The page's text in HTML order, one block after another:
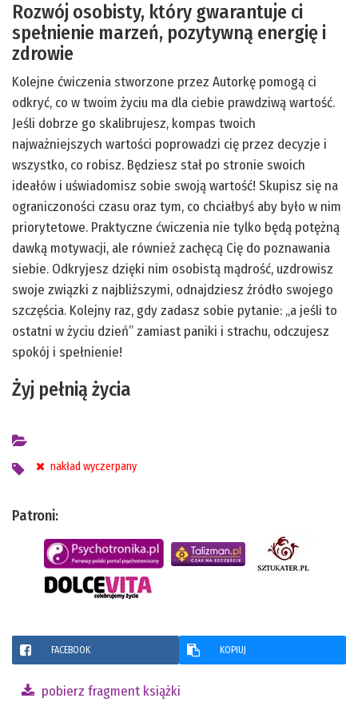
Rozwój osobisty, który gwarantuje ci
spełnienie marzeń, pozytywną energię i
zdrowie
Kolejne ćwiczenia stworzone przez Autorkę pomogą ci
odkryć, co w twoim życiu ma dla ciebie prawdziwą wartość.
Jeśli dobrze go skalibrujesz, kompas twoich
najważniejszych wartości poprowadzi cię przez decyzje i
wszystko, co robisz. Będziesz stał po stronie swoich
ideałów i uświadomisz sobie swoją wartość! Skupisz się na
ograniczoności czasu oraz tym, co chciałbyś aby było w nim
priorytetowe. Praktyczne ćwiczenia nie tylko będą potężną
dawką motywacji, ale również zachęcą Cię do poznawania
siebie. Odkryjesz dzięki nim osobistą mądrość, uzdrowisz
swoje związki z najbliższymi, odnajdziesz źródło swojego
szczęścia. Kolejny raz, gdy zadasz sobie pytanie: „a jeśli to
ostatni w życiu dzień” zamiast paniki i strachu, odczujesz
spokój i spełnienie!
Żyj pełnią życia
nakład wyczerpany
Patroni:
FACEBOOK KOPIUJ
pobierz fragment książki